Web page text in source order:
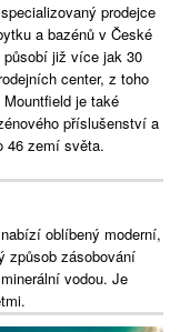
prodejce
a bazénů v České
působí již více jak 30
center, z toho
je také
příslušenství a
46 zemí světa.
oblíbený moderní,
způsob zásobování
vodou. Je